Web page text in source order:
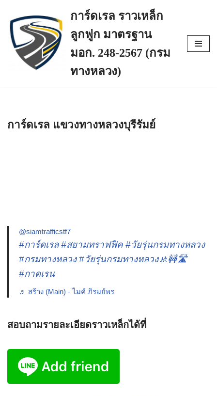
Skip
to
content
การ์ดเรล ราวเหล็ก
ลูกฟูก มาตรฐาน
มอก. 248-2567 (กรม
ทางหลวง)
การ์ดเรล แขวงทางหลวงบุรีรัมย์
@siamtrafficstf7
#การ์ดเรล #สยามทราฟฟิค #วัยรุ่นกรมทางหลวง
#กรมทางหลวง #วัยรุ่นกรมทางหลวง🚸🚧🛣️
#กาดเรน
♬ สร้าง (Main) - ไมค์ ภิรมย์พร
สอบถามรายละเอียดราวเหล็กได้ที่